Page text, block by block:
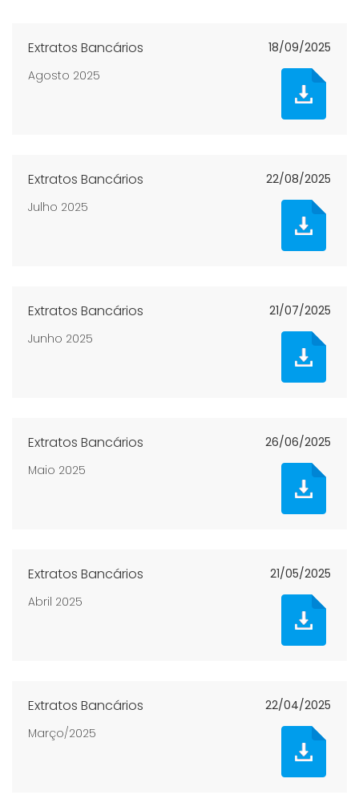
Extratos Bancários
18/09/2025
Agosto 2025
Extratos Bancários
22/08/2025
Julho 2025
Extratos Bancários
21/07/2025
Junho 2025
Extratos Bancários
26/06/2025
Maio 2025
Extratos Bancários
21/05/2025
Abril 2025
Extratos Bancários
22/04/2025
Março/2025